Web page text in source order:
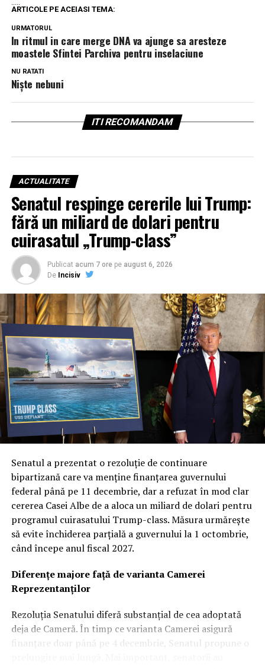
ARTICOLE PE ACEIASI TEMA:
URMATORUL
In ritmul in care merge DNA va ajunge sa aresteze
moastele Sfintei Parchiva pentru inselaciune
NU RATATI
Niște nebuni
ITI RECOMANDAM
ACTUALITATE
Senatul respinge cererile lui Trump:
fără un miliard de dolari pentru
cuirasatul „Trump-class”
Publicat acum 7 ore pe august 6, 2026
De Incisiv
Senatul a prezentat o rezoluție de continuare
bipartizană care va menține finanțarea guvernului
federal până pe 11 decembrie, dar a refuzat în mod clar
cererea Casei Albe de a aloca un miliard de dolari pentru
programul cuirasatului Trump-class. Măsura urmărește
să evite închiderea parțială a guvernului la 1 octombrie,
când începe anul fiscal 2027.
Diferențe majore față de varianta Camerei
Reprezentanților
Rezoluția Senatului diferă substanțial de cea adoptată
deja de Cameră. În timp ce varianta Camerei asigură
finanțare doar până pe 4 decembrie, Senatul propune o